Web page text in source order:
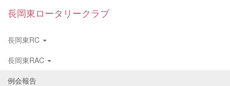
長岡東ロータリークラブ
長岡東RC
長岡東RAC
例会報告